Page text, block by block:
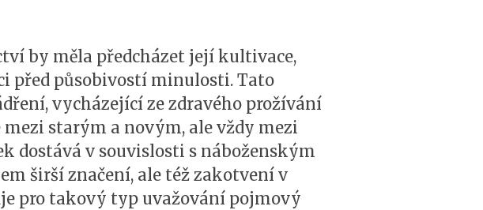
by měla předcházet její kultivace,
před působivostí minulosti. Tato
vycházející ze zdravého prožívání
starým a novým, ale vždy mezi
dostává v souvislosti s náboženským
širší značení, ale též zakotvení v
pro takový typ uvažování pojmový